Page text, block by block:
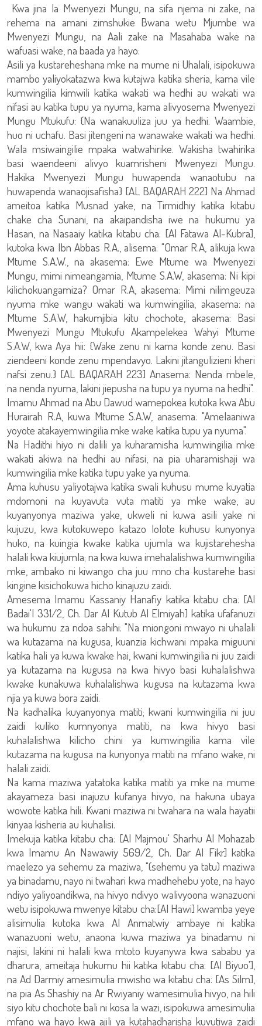
Kwa jina la Mwenyezi Mungu, na sifa njema ni zake, na
rehema na amani zimshukie Bwana wetu Mjumbe wa
Mwenyezi Mungu, na Aali zake na Masahaba wake na
wafuasi wake, na baada ya hayo:
Asili ya kustareheshana mke na mume ni Uhalali, isipokuwa
mambo yaliyokatazwa kwa kutajwa katika sheria, kama vile
kumwingilia kimwili katika wakati wa hedhi au wakati wa
nifasi au katika tupu ya nyuma, kama alivyosema Mwenyezi
Mungu Mtukufu: {Na wanakuuliza juu ya hedhi. Waambie,
huo ni uchafu. Basi jitengeni na wanawake wakati wa hedhi.
Wala msiwaingilie mpaka watwahirike. Wakisha twahirika
basi waendeeni alivyo kuamrisheni Mwenyezi Mungu.
Hakika Mwenyezi Mungu huwapenda wanaotubu na
huwapenda wanaojisafisha} [AL BAQARAH 222] Na Ahmad
ameitoa katika Musnad yake, na Tirmidhiy katika kitabu
chake cha Sunani, na akaipandisha iwe na hukumu ya
Hasan, na Nasaaiy katika kitabu cha: [Al Fatawa Al-Kubra],
kutoka kwa Ibn Abbas R.A., alisema: "Omar R.A, alikuja kwa
Mtume S.A.W., na akasema: Ewe Mtume wa Mwenyezi
Mungu, mimi nimeangamia, Mtume S.A.W, akasema: Ni kipi
kilichokuangamiza? Omar R.A, akasema: Mimi nilimgeuza
nyuma mke wangu wakati wa kumwingilia, akasema: na
Mtume S.A.W, hakumjibia kitu chochote, akasema: Basi
Mwenyezi Mungu Mtukufu Akampelekea Wahyi Mtume
S.A.W, kwa Aya hii: {Wake zenu ni kama konde zenu. Basi
ziendeeni konde zenu mpendavyo. Lakini jitangulizieni kheri
nafsi zenu.} [AL BAQARAH 223] Anasema: Nenda mbele,
na nenda nyuma, lakini jiepusha na tupu ya nyuma na hedhi".
Imamu Ahmad na Abu Dawud wamepokea kutoka kwa Abu
Hurairah R.A, kuwa Mtume S.A.W, anasema: "Amelaaniwa
yoyote atakayemwingilia mke wake katika tupu ya nyuma".
Na Hadithi hiyo ni dalili ya kuharamisha kumwingilia mke
wakati akiwa na hedhi au nifasi, na pia uharamishaji wa
kumwingilia mke katika tupu yake ya nyuma.
Ama kuhusu yaliyotajwa katika swali kuhusu mume kuyatia
mdomoni na kuyavuta vuta matiti ya mke wake, au
kuyanyonya maziwa yake, ukweli ni kuwa asili yake ni
kujuzu, kwa kutokuwepo katazo lolote kuhusu kunyonya
huko, na kuingia kwake katika ujumla wa kujistarehesha
halali kwa kiujumla; na kwa kuwa imehalalishwa kumwingilia
mke, ambako ni kiwango cha juu mno cha kustarehe basi
kingine kisichokuwa hicho kinajuzu zaidi.
Amesema Imamu Kassaniy Hanafiy katika kitabu cha: [Al
Badai'I 331/2, Ch. Dar Al Kutub Al Elmiyah] katika ufafanuzi
wa hukumu za ndoa sahihi: "Na miongoni mwayo ni uhalali
wa kutazama na kugusa, kuanzia kichwani mpaka miguuni
katika hali ya kuwa kwake hai, kwani kumwingilia ni juu zaidi
ya kutazama na kugusa na kwa hivyo basi kuhalalishwa
kwake kunakuwa kuhalalishwa kugusa na kutazama kwa
njia ya kuwa bora zaidi.
Na kadhalika kuyanyonya matiti; kwani kumwingilia ni juu
zaidi kuliko kumnyonya matiti, na kwa hivyo basi
kuhalalishwa kilicho chini ya kumwingilia kama vile
kutazama na kugusa na kunyonya matiti na mfano wake, ni
halali zaidi.
Na kama maziwa yatatoka katika matiti ya mke na mume
akayameza basi inajuzu kufanya hivyo, na hakuna ubaya
wowote katika hili. Kwani maziwa ni twahara na wala hayatii
kinyaa kisheria au kiuhalisi.
Imekuja katika kitabu cha: [Al Majmou' Sharhu Al Mohazab
kwa Imamu An Nawawiy 569/2, Ch. Dar Al Fikr] katika
maelezo ya sehemu za maziwa, "(sehemu ya tatu) maziwa
ya binadamu, nayo ni twahari kwa madhehebu yote, na hayo
ndiyo yaliyoandikwa, na hivyo ndivyo walivyoona wanazuoni
wetu isipokuwa mwenye kitabu cha:[Al Hawi] kwamba yeye
alisimulia kutoka kwa Al Anmatwiy ambaye ni katika
wanazuoni wetu, anaona kuwa maziwa ya binadamu ni
najisi, lakini ni halali kwa mtoto kuyanywa kwa sababu ya
dharura, ameitaja hukumu hii katika kitabu cha: [Al Biyuo'],
na Ad Darmiy amesimulia mwisho wa kitabu cha: [As Silm],
na pia As Shashiy na Ar Rwiyaniy wamesimulia hivyo, na hili
siyo kitu chochote bali ni kosa la wazi, isipokuwa amesimulia
mfano wa hayo kwa ajili ya kutahadharisha kuvutiwa zaidi